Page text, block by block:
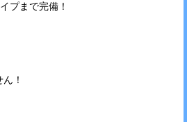
プまで完備！
！